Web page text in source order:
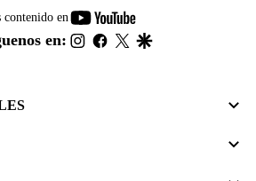
contenido en
youtube-
footer
en: instagram
facebook
twitter